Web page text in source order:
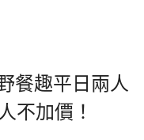
餐趣平日兩人
不加價！